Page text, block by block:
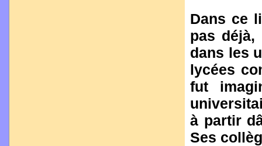
Dans ce
pas déjà,
dans les
lycées
fut
à partir
Ses